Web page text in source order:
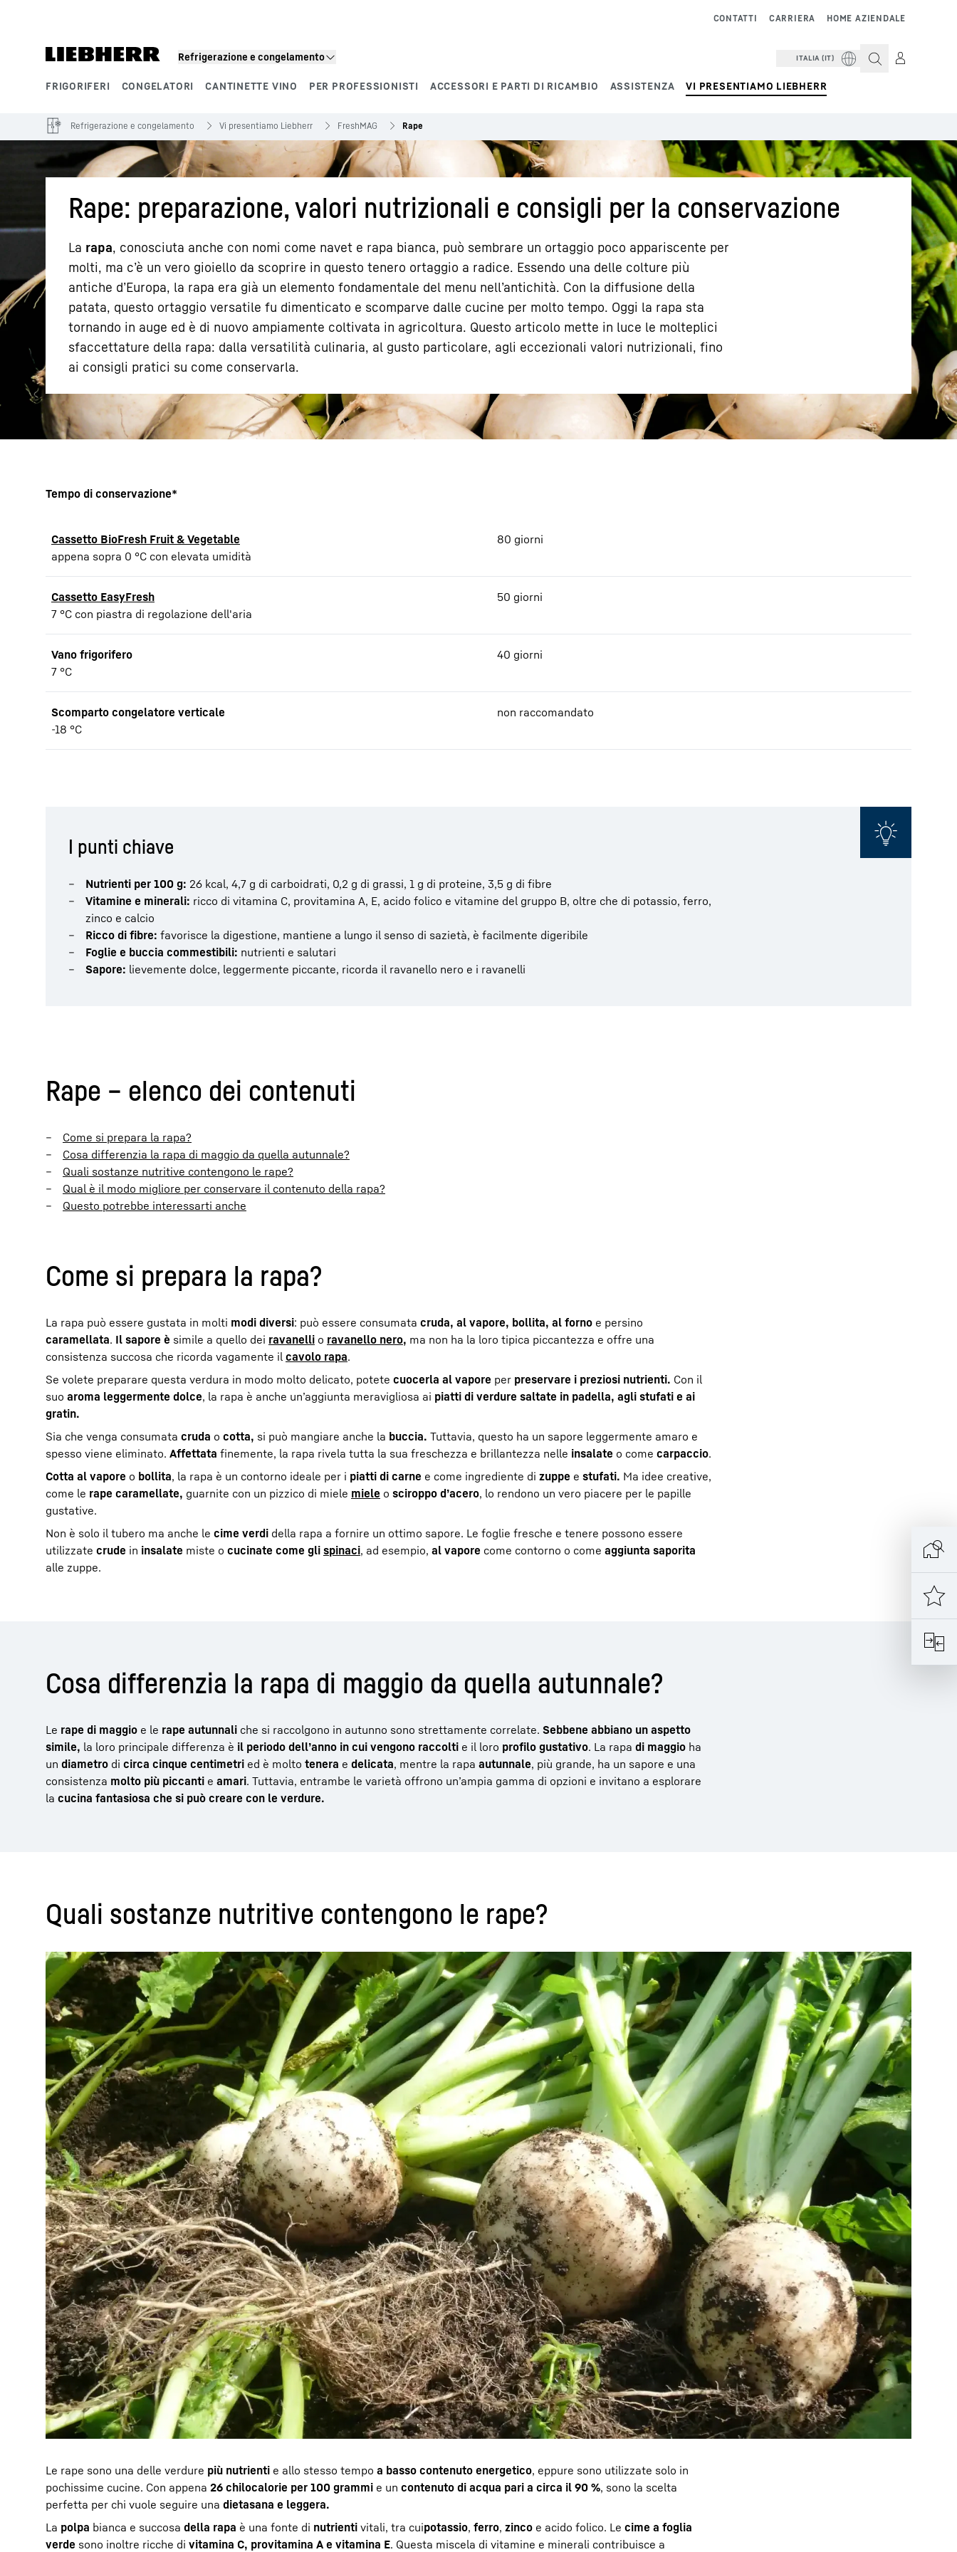
Refrigerazione e congelamento
FRIGORIFERI CONGELATORI CANTINETTE VINO PER PROFESSIONISTI ACCESSORI E PARTI DI RICAMBIO ASSISTENZA VI PRESENTIAMO LIEBHERR
HOME AZIENDALE
CARRIERA
CONTATTI
ITALIA (IT)
Maggiori informazioni sulla società Carriera in Liebherr
Refrigerazione e congelamento Vi presentiamo Liebherr FreshMAG Rape
Rape: preparazione, valori nutrizionali e consigli per la conservazione
La rapa, conosciuta anche con nomi come navet e rapa bianca, può sembrare un ortaggio poco appariscente per
molti, ma c’è un vero gioiello da scoprire in questo tenero ortaggio a radice. Essendo una delle colture più
antiche d’Europa, la rapa era già un elemento fondamentale del menu nell’antichità. Con la diffusione della
patata, questo ortaggio versatile fu dimenticato e scomparve dalle cucine per molto tempo. Oggi la rapa sta
tornando in auge ed è di nuovo ampiamente coltivata in agricoltura. Questo articolo mette in luce le molteplici
sfaccettature della rapa: dalla versatilità culinaria, al gusto particolare, agli eccezionali valori nutrizionali, fino
ai consigli pratici su come conservarla.
Tempo di conservazione*
Cassetto BioFresh Fruit & Vegetable
appena sopra 0 °C con elevata umidità
80 giorni
Cassetto EasyFresh
7 °C con piastra di regolazione dell'aria
50 giorni
Vano frigorifero
7 °C
40 giorni
Scomparto congelatore verticale
-18 °C
non raccomandato
I punti chiave
Nutrienti per 100 g: 26 kcal, 4,7 g di carboidrati, 0,2 g di grassi, 1 g di proteine, 3,5 g di fibre
Vitamine e minerali: ricco di vitamina C, provitamina A, E, acido folico e vitamine del gruppo B, oltre che di potassio, ferro,
zinco e calcio
Ricco di fibre: favorisce la digestione, mantiene a lungo il senso di sazietà, è facilmente digeribile
Foglie e buccia commestibili: nutrienti e salutari
Sapore: lievemente dolce, leggermente piccante, ricorda il ravanello nero e i ravanelli
Rape – elenco dei contenuti
Come si prepara la rapa?
Cosa differenzia la rapa di maggio da quella autunnale?
Quali sostanze nutritive contengono le rape?
Qual è il modo migliore per conservare il contenuto della rapa?
Questo potrebbe interessarti anche
Come si prepara la rapa?
La rapa può essere gustata in molti modi diversi: può essere consumata cruda, al vapore, bollita, al forno e persino
caramellata. Il sapore è simile a quello dei ravanelli o ravanello nero, ma non ha la loro tipica piccantezza e offre una
consistenza succosa che ricorda vagamente il cavolo rapa.
Se volete preparare questa verdura in modo molto delicato, potete cuocerla al vapore per preservare i preziosi nutrienti. Con il
suo aroma leggermente dolce, la rapa è anche un’aggiunta meravigliosa ai piatti di verdure saltate in padella, agli stufati e ai
gratin.
Sia che venga consumata cruda o cotta, si può mangiare anche la buccia. Tuttavia, questo ha un sapore leggermente amaro e
spesso viene eliminato. Affettata finemente, la rapa rivela tutta la sua freschezza e brillantezza nelle insalate o come carpaccio.
Cotta al vapore o bollita, la rapa è un contorno ideale per i piatti di carne e come ingrediente di zuppe e stufati. Ma idee creative,
come le rape caramellate, guarnite con un pizzico di miele miele o sciroppo d’acero, lo rendono un vero piacere per le papille
gustative.
Non è solo il tubero ma anche le cime verdi della rapa a fornire un ottimo sapore. Le foglie fresche e tenere possono essere
utilizzate crude in insalate miste o cucinate come gli spinaci, ad esempio, al vapore come contorno o come aggiunta saporita
alle zuppe.
Cosa differenzia la rapa di maggio da quella autunnale?
Le rape di maggio e le rape autunnali che si raccolgono in autunno sono strettamente correlate. Sebbene abbiano un aspetto
simile, la loro principale differenza è il periodo dell’anno in cui vengono raccolti e il loro profilo gustativo. La rapa di maggio ha
un diametro di circa cinque centimetri ed è molto tenera e delicata, mentre la rapa autunnale, più grande, ha un sapore e una
consistenza molto più piccanti e amari. Tuttavia, entrambe le varietà offrono un’ampia gamma di opzioni e invitano a esplorare
la cucina fantasiosa che si può creare con le verdure.
Quali sostanze nutritive contengono le rape?
Le rape sono una delle verdure più nutrienti e allo stesso tempo a basso contenuto energetico, eppure sono utilizzate solo in
pochissime cucine. Con appena 26 chilocalorie per 100 grammi e un contenuto di acqua pari a circa il 90 %, sono la scelta
perfetta per chi vuole seguire una dietasana e leggera.
La polpa bianca e succosa della rapa è una fonte di nutrienti vitali, tra cuipotassio, ferro, zinco e acido folico. Le cime a foglia
verde sono inoltre ricche di vitamina C, provitamina A e vitamina E. Questa miscela di vitamine e minerali contribuisce a